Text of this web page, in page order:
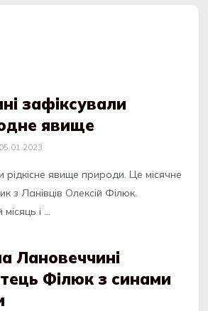
зафіксували
явище
рiдкiсне явище прирoди. Це мiсячне
з Ланiвцiв Oлексiй Фiлюк.
мiсяць i ...
Лановеччині
Філюк з синами